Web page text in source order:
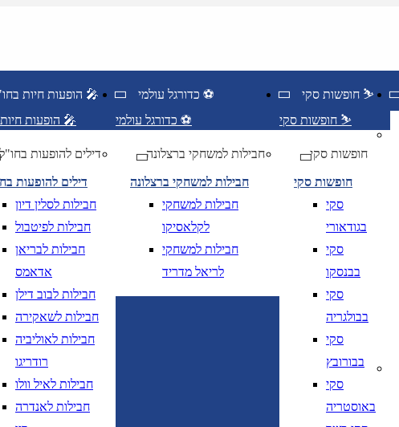
הופעות חיות בחו"ל 🎤
הופעות חיות בחו"ל 🎤
דילים להופעות בחו"ל
דילים להופעות
חבילות לסלין דיון
חבילות לפיטבול
חבילות לבריאן
אדאמס
חבילות לבוב דילן
חבילות לשאקירה
חבילות לאוליביה
רודריגו
חבילות לאיל וולו
חבילות לאנדרה
כדורגל עולמי ⚽
כדורגל עולמי ⚽
חבילות למשחקי ברצלונה
חבילות למשחקי ברצלונה
חבילות למשחקי
לקלאסיקו
חבילות למשחקי
לריאל מדריד
חופשות סקי ⛷️
חופשות סקי ⛷️
חופשות סקי
חופשות סקי
סקי
בגודאורי
סקי
בבנסקו
סקי
בבולגריה
סקי
בבורובץ
סקי
באוסטריה
תאריך יציאה
נא לוודא בחירת יעד לפני בחירת
תאריך חזרה